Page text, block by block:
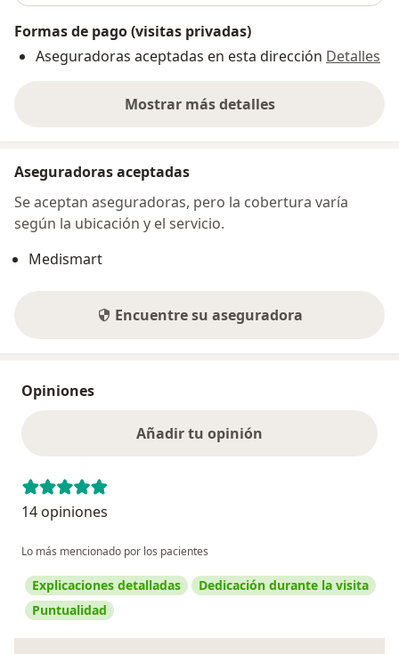
Formas de pago (visitas privadas)
Aseguradoras aceptadas en esta dirección Detalles
Mostrar más detalles
sobre la dirección
Aseguradoras aceptadas
Se aceptan aseguradoras, pero la cobertura varía
según la ubicación y el servicio.
Medismart
Encuentre su aseguradora
Opiniones
Añadir tu opinión
14 opiniones
Lo más mencionado por los pacientes
Explicaciones detalladas
Dedicación durante la visita
Puntualidad